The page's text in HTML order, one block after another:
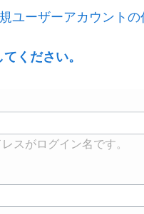
ユーザーアカウントの
ください。
スがログイン名です。